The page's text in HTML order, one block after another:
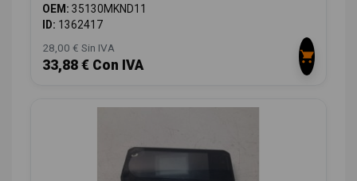
OEM: 35130MKND11
ID: 1362417
28,00 € Sin IVA
33,88 € Con IVA